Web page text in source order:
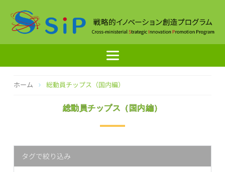
ツ
ス
ホーム 総動員チップス（国内編）
総動員チップス（国内編）
タグで絞り込み